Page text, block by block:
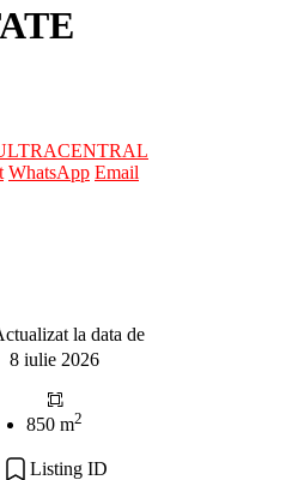
WhatsApp Email
la data de
8 iulie 2026
850 m2
Listing ID